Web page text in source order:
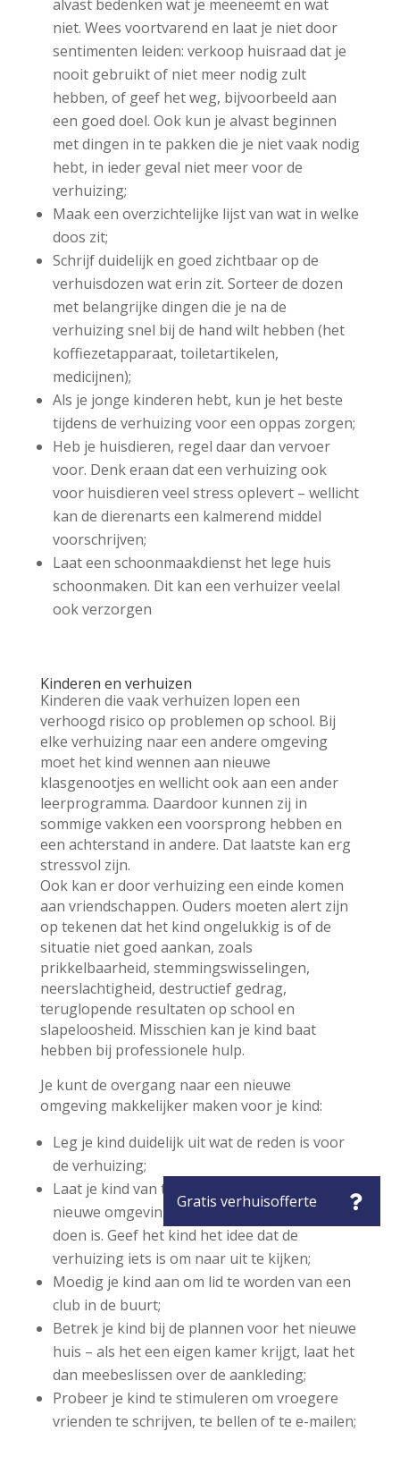
alvast bedenken wat je meeneemt en wat
niet. Wees voortvarend en laat je niet door
sentimenten leiden: verkoop huisraad dat je
nooit gebruikt of niet meer nodig zult
hebben, of geef het weg, bijvoorbeeld aan
een goed doel. Ook kun je alvast beginnen
met dingen in te pakken die je niet vaak nodig
hebt, in ieder geval niet meer voor de
verhuizing;
Maak een overzichtelijke lijst van wat in welke
doos zit;
Schrijf duidelijk en goed zichtbaar op de
verhuisdozen wat erin zit. Sorteer de dozen
met belangrijke dingen die je na de
verhuizing snel bij de hand wilt hebben (het
koffiezetapparaat, toiletartikelen,
medicijnen);
Als je jonge kinderen hebt, kun je het beste
tijdens de verhuizing voor een oppas zorgen;
Heb je huisdieren, regel daar dan vervoer
voor. Denk eraan dat een verhuizing ook
voor huisdieren veel stress oplevert – wellicht
kan de dierenarts een kalmerend middel
voorschrijven;
Laat een schoonmaakdienst het lege huis
schoonmaken. Dit kan een verhuizer veelal
ook verzorgen
Kinderen en verhuizen
Kinderen die vaak verhuizen lopen een
verhoogd risico op problemen op school. Bij
elke verhuizing naar een andere omgeving
moet het kind wennen aan nieuwe
klasgenootjes en wellicht ook aan een ander
leerprogramma. Daardoor kunnen zij in
sommige vakken een voorsprong hebben en
een achterstand in andere. Dat laatste kan erg
stressvol zijn.
Ook kan er door verhuizing een einde komen
aan vriendschappen. Ouders moeten alert zijn
op tekenen dat het kind ongelukkig is of de
situatie niet goed aankan, zoals
prikkelbaarheid, stemmingswisselingen,
neerslachtigheid, destructief gedrag,
teruglopende resultaten op school en
slapeloosheid. Misschien kan je kind baat
hebben bij professionele hulp.
Je kunt de overgang naar een nieuwe
omgeving makkelijker maken voor je kind:
Leg je kind duidelijk uit wat de reden is voor
de verhuizing;
Laat je kind van tevoren kennis maken met de
nieuwe omgeving en vertel het wat er zoal te
doen is. Geef het kind het idee dat de
verhuizing iets is om naar uit te kijken;
Moedig je kind aan om lid te worden van een
club in de buurt;
Betrek je kind bij de plannen voor het nieuwe
huis – als het een eigen kamer krijgt, laat het
dan meebeslissen over de aankleding;
Probeer je kind te stimuleren om vroegere
vrienden te schrijven, te bellen of te e-mailen;